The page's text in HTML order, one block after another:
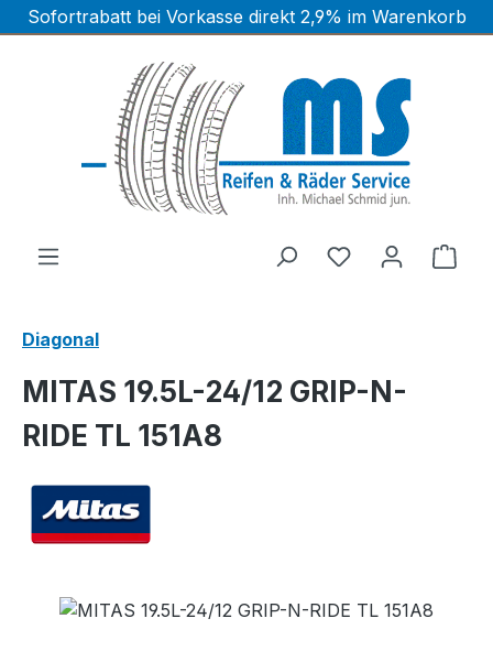
Zum Hauptinhalt springen
Sofortrabatt bei Vorkasse direkt 2,9% im Warenkorb
Diagonal
MITAS 19.5L-24/12 GRIP-N-
RIDE TL 151A8
Bildergalerie überspringen